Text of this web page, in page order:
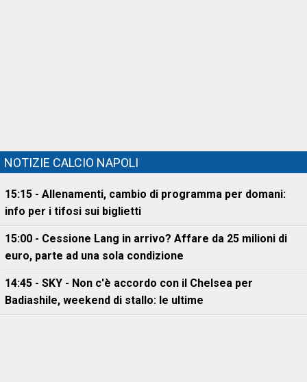
NOTIZIE CALCIO NAPOLI
15:15 - Allenamenti, cambio di programma per domani:
info per i tifosi sui biglietti
15:00 - Cessione Lang in arrivo? Affare da 25 milioni di
euro, parte ad una sola condizione
14:45 - SKY - Non c'è accordo con il Chelsea per
Badiashile, weekend di stallo: le ultime